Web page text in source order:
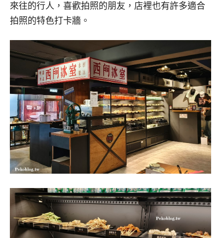
來往的行人，喜歡拍照的朋友，店裡也有許多適合
拍照的特色打卡牆。